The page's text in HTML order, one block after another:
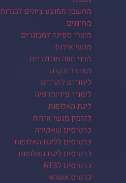
מחשבון ממוצע ציונים לבגרות
מחוננים
מוצרי ספיגה למבוגרים
מגשי אירוח
מבני חווה מודולריים
מאוורר תקרה
לימודים לחרדים
לימודי פיזיותרפיה
ליגת האלופות
להזמין מגשי אירוח
כרטיסים שאקירה
כרטיסים לליגת האלופות
כרטיסים ליגת האלופות
כרטיסים לBTS
כרטיס אשראי